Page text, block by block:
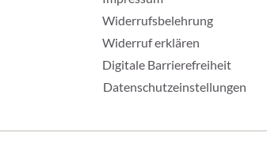
Widerrufsbelehrung
Widerruf erklären
Digitale Barrierefreiheit
Datenschutzeinstellungen